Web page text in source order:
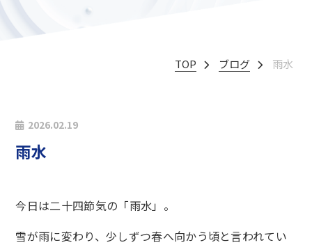
TOP ブログ 雨水
2026.02.19
雨水
今日は二十四節気の「雨水」。
雪が雨に変わり、少しずつ春へ向かう頃と言われてい